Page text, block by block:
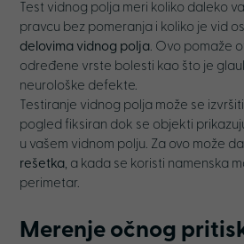
Test vidnog polja meri koliko daleko
pravcu bez pomeranja i koliko je vid
delovima vidnog polja. Ovo pomaže
određene vrste bolesti kao što je
neurološke defekte.
Testiranje vidnog polja može se
pogled fiksiran dok se objekti
u vašem vidnom polju. Za ovo može
rešetka, a kada se koristi namenska
perimetar.
Merenje očnog